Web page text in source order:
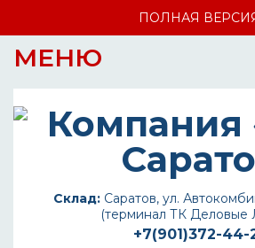
ПОЛНАЯ
МЕНЮ
Склад:Саратов, ул.
(терминал ТК Деловые
+7(901)372-44-